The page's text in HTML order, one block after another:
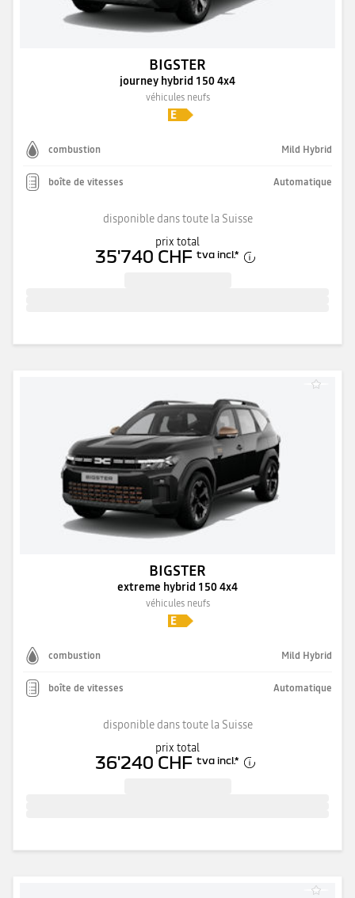
BIGSTER
journey hybrid 150 4x4
véhicules neufs
combustion Mild Hybrid
boîte de vitesses Automatique
disponible dans toute la Suisse
prix total
35'740 CHF tva incl.*
BIGSTER
extreme hybrid 150 4x4
véhicules neufs
combustion Mild Hybrid
boîte de vitesses Automatique
disponible dans toute la Suisse
prix total
36'240 CHF tva incl.*